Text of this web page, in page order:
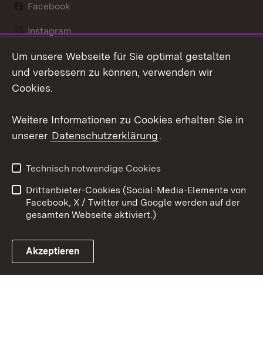
Facebook
Instagram
LinkedIn
Link zum Landesportal
Datenschutz
Barrierefreiheit
Impressum
Cookies
Um unsere Webseite für Sie optimal gestalten
und verbessern zu können, verwenden wir
Cookies.
Weitere Informationen zu Cookies erhalten Sie in
unserer Datenschutzerklärung.
Technisch notwendige Cookies
Drittanbieter-Cookies (Social-Media-Elemente von
Facebook, X / Twitter und Google werden auf der
gesamten Webseite aktiviert.)
Akzeptieren